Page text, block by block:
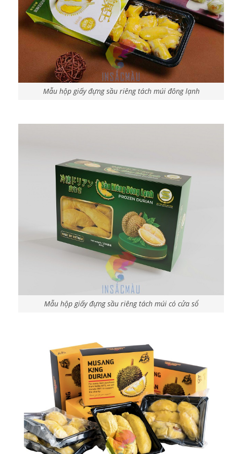
Mẫu hộp giấy đựng sầu riêng tách múi đông lạnh
Mẫu hộp giấy đựng sầu riêng tách múi có cửa sổ